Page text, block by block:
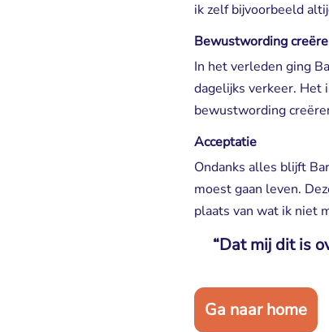
ik zelf bijvoorbeeld
Bewustwording
In het verleden ging
dagelijks verkeer. Het
bewustwording
Acceptatie
Ondanks alles blijft
moest gaan leven.
plaats van wat ik niet
“Dat mij dit is
Ga naar home